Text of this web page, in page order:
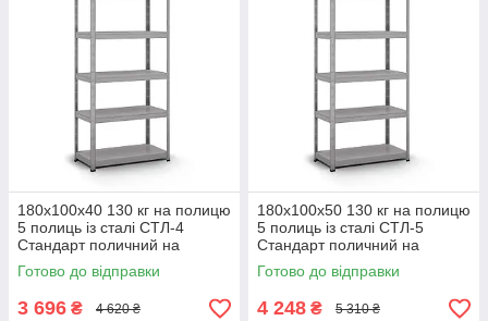
180х100х40 130 кг на полицю
5 полиць із сталі СТЛ-4
Стандарт поличний на
зачепах торговий
оцинкований
Готово до відправки
3 696 ₴ 4 620 ₴
180х100х50 130 кг на полицю
5 полиць із сталі СТЛ-5
Стандарт поличний на
зачепах торговий
оцинкований
Готово до відправки
4 248 ₴ 5 310 ₴